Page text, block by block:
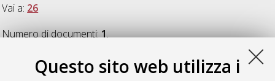
Questo sito web utilizza i
Vai a: 26
Numero di documenti:1.